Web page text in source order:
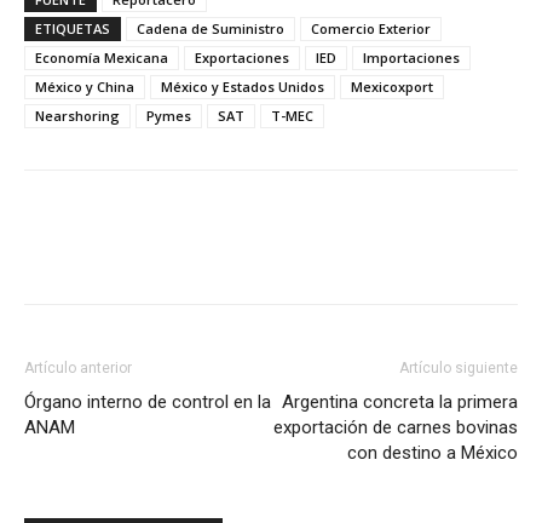
ETIQUETAS
Cadena de Suministro
Comercio Exterior
Economía Mexicana
Exportaciones IED
Importaciones
México y China
México y Estados Unidos
Mexicoxport
Nearshoring
Pymes SAT T-MEC
Artículo anterior
Órgano interno de control en la
ANAM
Artículo siguiente
Argentina concreta la primera
exportación de carnes bovinas
con destino a México